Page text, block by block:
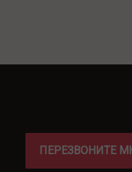
ПЕРЕЗВОНИТЕ